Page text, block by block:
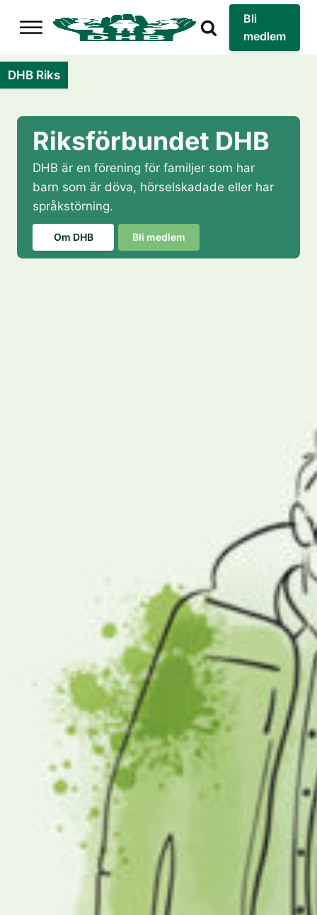
Bli
medlem
DHB Riks
Riksförbundet DHB
DHB är en förening för familjer som har
barn som är döva, hörselskadade eller har
språkstörning.
Om DHB Bli medlem